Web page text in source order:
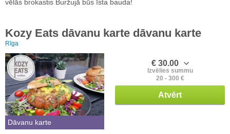
vēlās brokastis Buržujā būs īsta bauda!
Kozy Eats dāvanu karte dāvanu karte
Rīga
Dāvanu karte
€ 30.00
Izvēlies summu
20 - 300 €
Atvērt